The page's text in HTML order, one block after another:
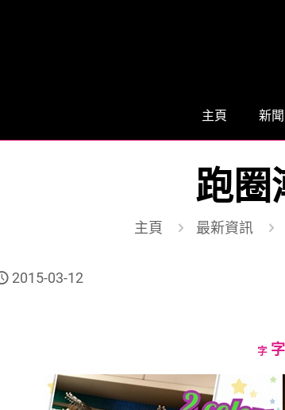
主頁 新聞
跑圈
主頁 最新資訊
2015-03-12
字 字